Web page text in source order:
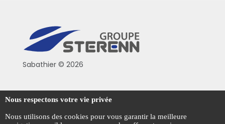
Sabathier © 2026
Politique de confidentialité
Conditions générales de vente
Nous respectons votre vie privée
Nous utilisons des cookies pour vous garantir la meilleure